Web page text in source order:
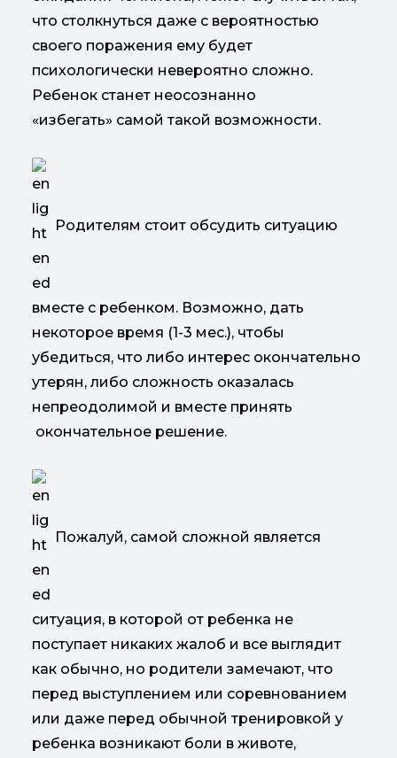
что столкнуться даже с вероятностью
своего поражения ему будет
психологически невероятно сложно.
Ребенок станет неосознанно
«избегать» самой такой возможности.
Родителям стоит обсудить ситуацию
вместе с ребенком. Возможно, дать
некоторое время (1-3 мес.), чтобы
убедиться, что либо интерес окончательно
утерян, либо сложность оказалась
непреодолимой и вместе принять
окончательное решение.
Пожалуй, самой сложной является
ситуация, в которой от ребенка не
поступает никаких жалоб и все выглядит
как обычно, но родители замечают, что
перед выступлением или соревнованием
или даже перед обычной тренировкой у
ребенка возникают боли в животе,